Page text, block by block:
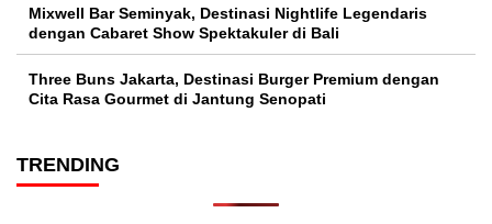
Mixwell Bar Seminyak, Destinasi Nightlife Legendaris
dengan Cabaret Show Spektakuler di Bali
Three Buns Jakarta, Destinasi Burger Premium dengan
Cita Rasa Gourmet di Jantung Senopati
TRENDING